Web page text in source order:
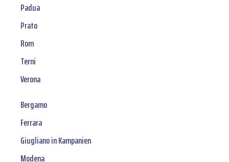
Padua
Prato
Rom
Terni
Verona
Bergamo
Ferrara
Giugliano in Kampanien
Modena